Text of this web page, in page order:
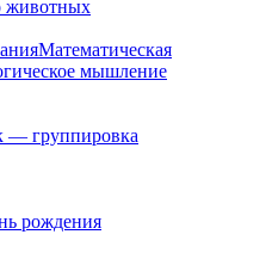
животных
Математическая
мышление
— группировка
рождения